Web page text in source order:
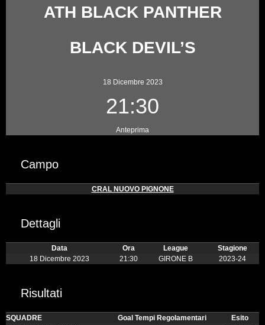
ATH BLACK PANTHER
BLACK DEVIL’S
18 Dicembre 2023
21:30
Anteprima
Campo
CRAL NUOVO PIGNONE
Dettagli
Data Ora League
Stagione
18 Dicembre 2023
21:30 GIRONE B 2023-24
Risultati
SQUADRE Goal Tempi Regolamentari
Esito